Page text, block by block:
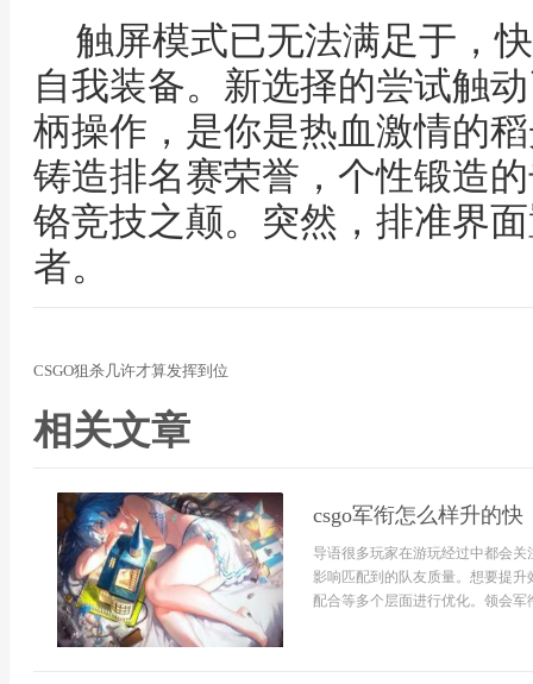
触屏模式已无法满足于，
自我装备。新选择的尝试触
柄操作，是你是热血激情的
铸造排名赛荣誉，个性锻造
铬竞技之颠。突然，排准界
者。
CSGO狙杀几许才算发挥到位
相关文章
csgo军衔怎么样升的快
导语很多玩家在游玩经过中都会
影响匹配到的队友质量。想要提
配合等多个层面进行优化。领会军